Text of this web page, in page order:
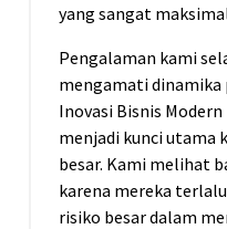
yang sangat
Pengalaman kami
mengamati dinamika
Inovasi Bisnis
menjadi kunci utama
besar. Kami melihat
karena mereka
risiko besar dalam